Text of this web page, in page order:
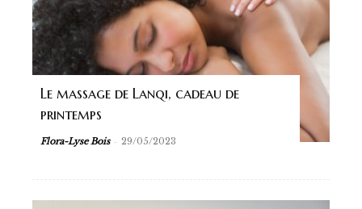
Le massage de Lanqi, cadeau de
printemps
Flora-Lyse Bois - 29/05/2023